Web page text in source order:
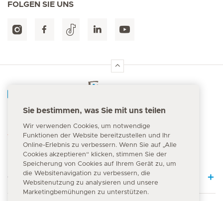
FOLGEN SIE UNS
144
Quick Links
Sie bestimmen, was Sie mit uns teilen
Wir verwenden Cookies, um notwendige
Funktionen der Website bereitzustellen und Ihr
Online-Erlebnis zu verbessern. Wenn Sie auf „Alle
Cookies akzeptieren“ klicken, stimmen Sie der
Speicherung von Cookies auf Ihrem Gerät zu, um
die Websitenavigation zu verbessern, die
Websitenutzung zu analysieren und unsere
Marketingbemühungen zu unterstützen.